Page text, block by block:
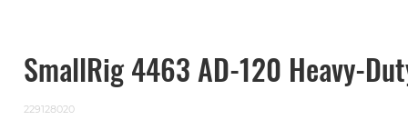
SmallRig 4463 AD-120 Heavy-
229128020